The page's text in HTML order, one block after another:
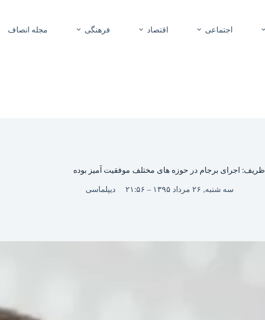
اجتماعی اقتصاد فرهنگی مجله انصاف
ظریف: اجرای برجام در حوزه های مختلف موفقیت آمیز بوده
سه شنبه, ۲۶ مرداد ۱۳۹۵ – ۲۱:۵۶ دیپلماسی